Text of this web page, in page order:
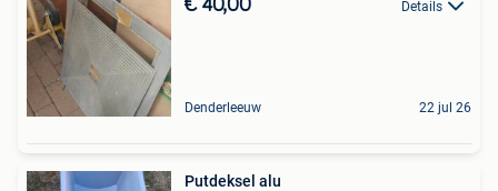
€ 40,00 Details
Denderleeuw 22 jul 26
Putdeksel alu